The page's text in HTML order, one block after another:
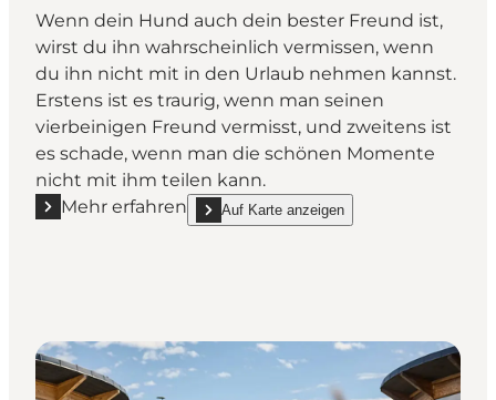
Wenn dein Hund auch dein bester Freund ist,
wirst du ihn wahrscheinlich vermissen, wenn
du ihn nicht mit in den Urlaub nehmen kannst.
Erstens ist es traurig, wenn man seinen
vierbeinigen Freund vermisst, und zweitens ist
es schade, wenn man die schönen Momente
nicht mit ihm teilen kann.
Mehr erfahren
Mehr erfahren "Übernachtung mit Hund im
Auf Karte anzeigen
show Übernachtung mit Hund im Ferienpark